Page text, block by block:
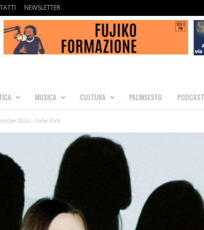
NEWSLETTER
MUSICA CULTURA PALINSESTO PODCAST
2023 – Indie Rock